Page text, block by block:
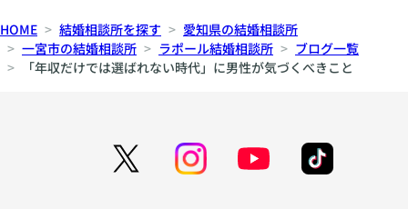
HOME 結婚相談所を探す
愛知県の結婚相談所
一宮市の結婚相談所
ラポール結婚相談所
ブログ一覧
「年収だけでは選ばれない時代」に男性が気づくべきこと